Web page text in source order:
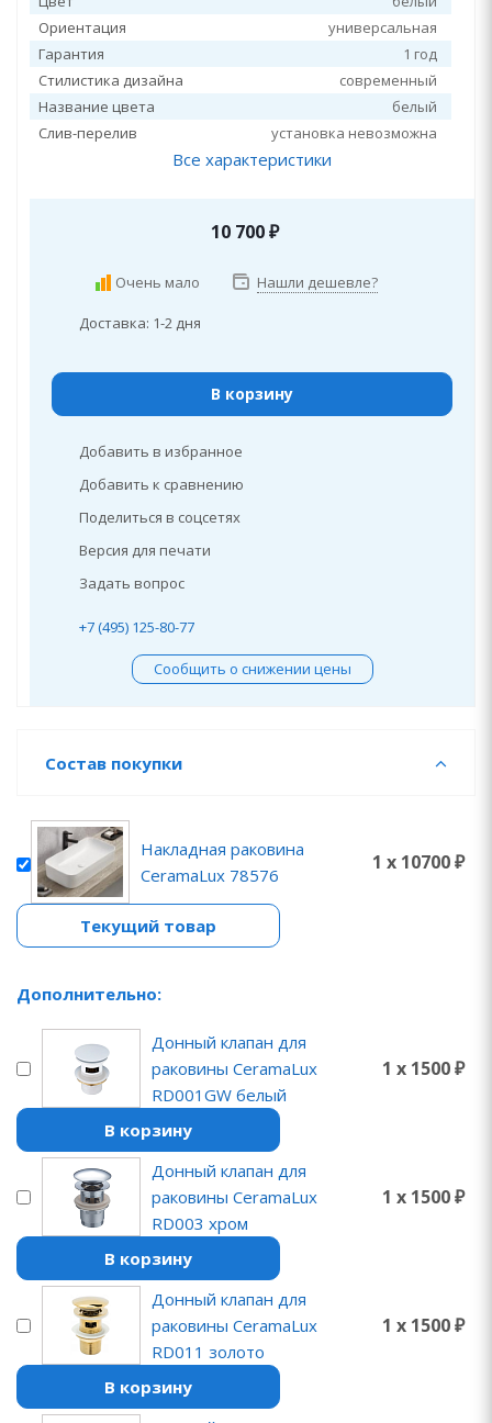
Ориентация
универсальная
Гарантия
1 год
Стилистика дизайна
современный
Название цвета
белый
Слив-перелив
установка невозможна
Все характеристики
10 700₽
Очень мало Нашли дешевле?
Доставка: 1-2 дня
В корзину
Добавить в избранное
Добавить к сравнению
Поделиться в соцсетях
Версия для печати
Задать вопрос
+7 (495) 125-80-77
Сообщить о снижении цены
Состав покупки
Накладная раковина
CeramaLux 78576
1 x 10700 ₽
Текущий товар
Дополнительно:
Донный клапан для
раковины CeramaLux
RD001GW белый
1 x 1500 ₽
В корзину
Донный клапан для
раковины CeramaLux
RD003 хром
1 x 1500 ₽
В корзину
Донный клапан для
раковины CeramaLux
RD011 золото
1 x 1500 ₽
В корзину